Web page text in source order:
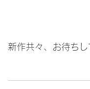
新作共々、お待ち